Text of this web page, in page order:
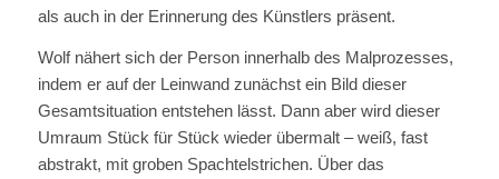
als auch in der Erinnerung des Künstlers präsent.
Wolf nähert sich der Person innerhalb des Malprozesses,
indem er auf der Leinwand zunächst ein Bild dieser
Gesamtsituation entstehen lässt. Dann aber wird dieser
Umraum Stück für Stück wieder übermalt – weiß, fast
abstrakt, mit groben Spachtelstrichen. Über das